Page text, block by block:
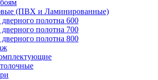
(ПВХ и Ламинированные)
дверного полотна 600
дверного полотна 700
дверного полотна 800